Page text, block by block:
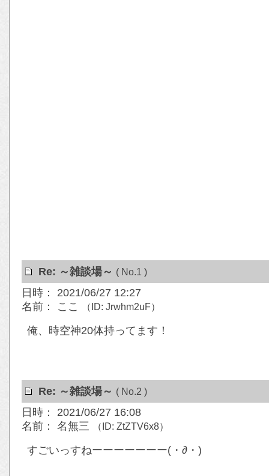
Re: ～雑談場～ ( No.1 )
日時： 2021/06/27 12:27
名前： ここ
（ID: Jrwhm2uF）
俺、時空神20体持ってます！
Re: ～雑談場～ ( No.2 )
日時： 2021/06/27 16:08
名前： 名無三
（ID: ZtZTV6x8）
すごいっすねーーーーーーー(・∂・)